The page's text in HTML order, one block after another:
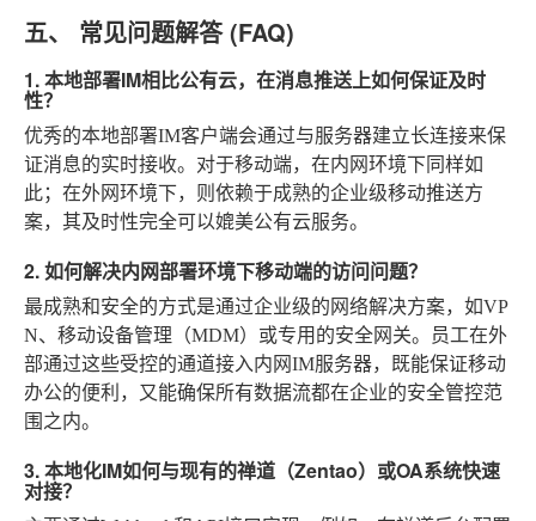
五、 常见问题解答 (FAQ)
1. 本地部署IM相比公有云，在消息推送上如何保证及时
性？
优秀的本地部署IM客户端会通过与服务器建立长连接来保
证消息的实时接收。对于移动端，在内网环境下同样如
此；在外网环境下，则依赖于成熟的企业级移动推送方
案，其及时性完全可以媲美公有云服务。
2. 如何解决内网部署环境下移动端的访问问题？
最成熟和安全的方式是通过企业级的网络解决方案，如VP
N、移动设备管理（MDM）或专用的安全网关。员工在外
部通过这些受控的通道接入内网IM服务器，既能保证移动
办公的便利，又能确保所有数据流都在企业的安全管控范
围之内。
3. 本地化IM如何与现有的禅道（Zentao）或OA系统快速
对接？